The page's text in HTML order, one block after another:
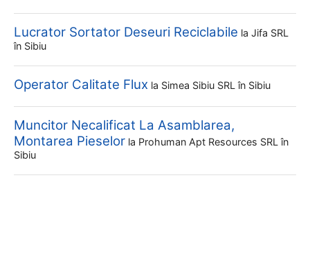
Lucrator Sortator Deseuri Reciclabile la Jifa SRL
în Sibiu
Operator Calitate Flux la Simea Sibiu SRL în Sibiu
Muncitor Necalificat La Asamblarea,
Montarea Pieselor la Prohuman Apt Resources SRL în
Sibiu